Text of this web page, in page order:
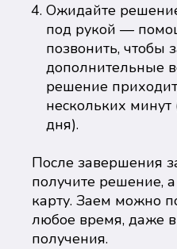
Ожидайте
под рукой —
позвонить, чтобы
дополнительные
решение
нескольких
дня).
После завершения
получите решение,
карту. Заем можно
любое время, даже
получения.